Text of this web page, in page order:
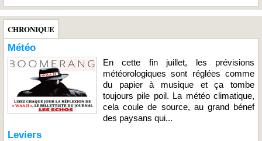
CHRONIQUE
Météo
En cette fin juillet, les prévisions
météorologiques sont réglées comme
du papier à musique et ça tombe
toujours pile poil. La météo climatique,
cela coule de source, au grand bénef
des paysans qui...
Leviers